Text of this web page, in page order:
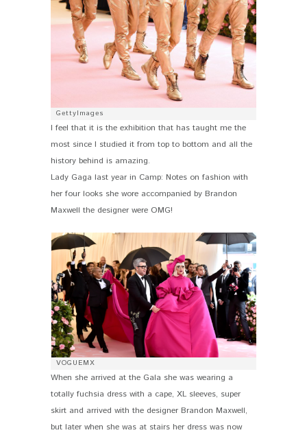
GettyImages
I feel that it is the exhibition that has taught me the
most since I studied it from top to bottom and all the
history behind is amazing.
Lady Gaga last year in Camp: Notes on fashion with
her four looks she wore accompanied by Brandon
Maxwell the designer were OMG!
VOGUEMX
When she arrived at the Gala she was wearing a
totally fuchsia dress with a cape, XL sleeves, super
skirt and arrived with the designer Brandon Maxwell,
but later when she was at stairs her dress was now